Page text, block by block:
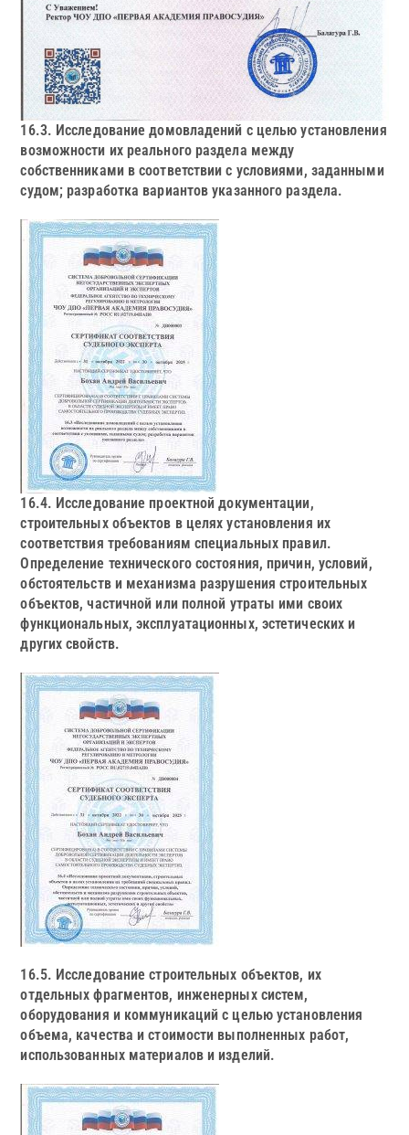
16.3. Исследование домовладений с целью установления
возможности их реального раздела между
собственниками в соответствии с условиями, заданными
судом; разработка вариантов указанного раздела.
16.4. Исследование проектной документации,
строительных объектов в целях установления их
соответствия требованиям специальных правил.
Определение технического состояния, причин, условий,
обстоятельств и механизма разрушения строительных
объектов, частичной или полной утраты ими своих
функциональных, эксплуатационных, эстетических и
других свойств.
16.5. Исследование строительных объектов, их
отдельных фрагментов, инженерных систем,
оборудования и коммуникаций с целью установления
объема, качества и стоимости выполненных работ,
использованных материалов и изделий.